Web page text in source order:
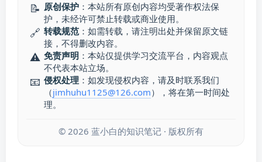
📝 原创保护 ：本站所有原创内容均受著作权法保
护，未经许可禁止转载或商业使用。
🔗 转载规范：如需转载，请注明出处并保留原文链
接，不得删改内容。
⚠️ 免责声明 ：本站仅提供学习交流平台，内容观点
不代表本站立场。
📧 侵权处理 ：如发现侵权内容，请及时联系我们
（jimhuhu1125@126.com），将在第一时间处
理。
© 2026 蓝小白的知识笔记 · 版权所有